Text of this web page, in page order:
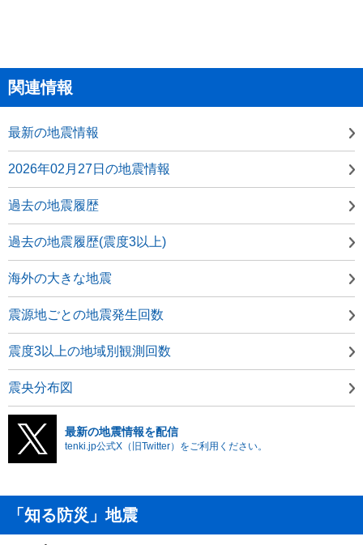
関連情報
最新の地震情報
2026年02月27日の地震情報
過去の地震履歴
過去の地震履歴(震度3以上)
海外の大きな地震
震源地ごとの地震発生回数
震度3以上の地域別観測回数
震央分布図
最新の地震情報を配信
tenki.jp公式X（旧Twitter）をご利用ください。
「知る防災」地震